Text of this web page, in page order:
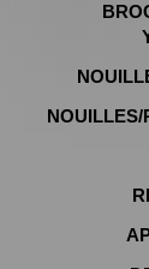
NOUILLES/